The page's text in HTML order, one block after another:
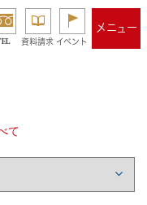
資料請求 イベント
メニュー
て